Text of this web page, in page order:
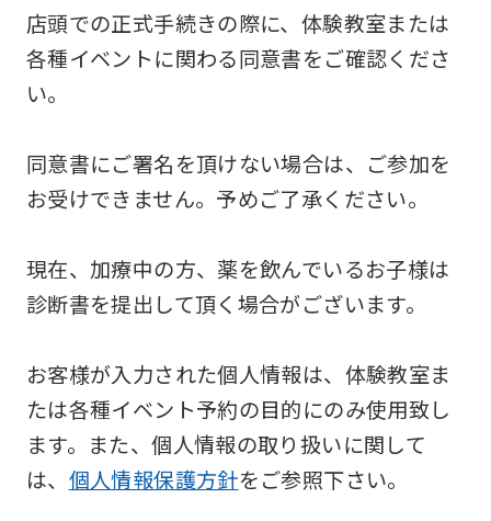
店頭での正式手続きの際に、体験教室または
各種イベントに関わる同意書をご確認くださ
い。
同意書にご署名を頂けない場合は、ご参加を
お受けできません。予めご了承ください。
現在、加療中の方、薬を飲んでいるお子様は
診断書を提出して頂く場合がございます。
お客様が入力された個人情報は、体験教室ま
たは各種イベント予約の目的にのみ使用致し
ます。また、個人情報の取り扱いに関して
は、 個人情報保護方針をご参照下さい。
the
top
if
you
an
automatic
service,
the
Japanese
version